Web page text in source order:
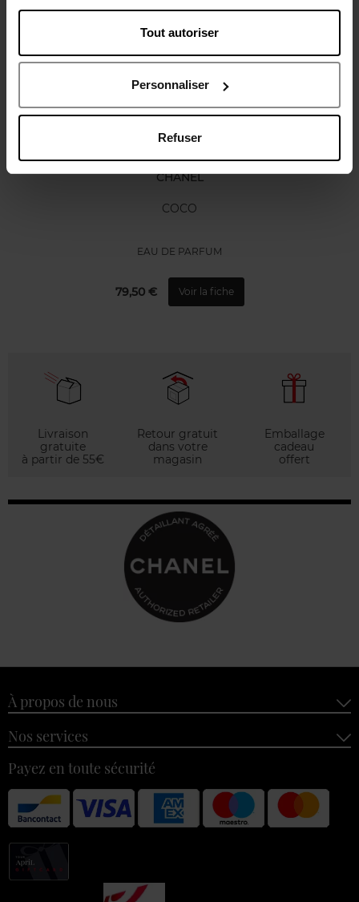
Tout autoriser
Personnaliser
Refuser
Vous aimerez peut-être
CHANEL
COCO
EAU DE PARFUM
79,50 € Voir la fiche
Livraison
gratuite
à partir de 55€
Retour gratuit
dans votre
magasin
Emballage
cadeau
offert
À propos de nous
Nos services
Payez en toute sécurité